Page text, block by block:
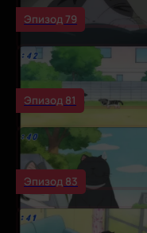
Эпизод 79
Эпизод 81
Эпизод 83